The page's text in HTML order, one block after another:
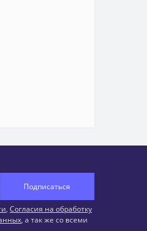
Подписаться
, Согласия на обработку
, а так же со всеми